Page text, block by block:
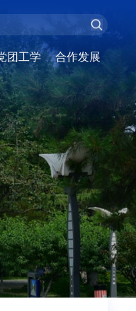
团工学 合作发展